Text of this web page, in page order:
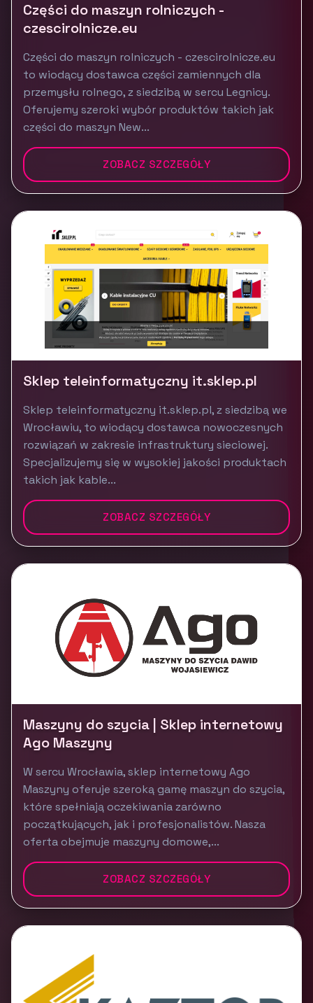
Części do maszyn rolniczych -
czescirolnicze.eu
Części do maszyn rolniczych - czescirolnicze.eu
to wiodący dostawca części zamiennych dla
przemysłu rolnego, z siedzibą w sercu Legnicy.
Oferujemy szeroki wybór produktów takich jak
części do maszyn New...
ZOBACZ SZCZEGÓŁY
Sklep teleinformatyczny it.sklep.pl
Sklep teleinformatyczny it.sklep.pl, z siedzibą we
Wrocławiu, to wiodący dostawca nowoczesnych
rozwiązań w zakresie infrastruktury sieciowej.
Specjalizujemy się w wysokiej jakości produktach
takich jak kable...
ZOBACZ SZCZEGÓŁY
Maszyny do szycia | Sklep internetowy
Ago Maszyny
W sercu Wrocławia, sklep internetowy Ago
Maszyny oferuje szeroką gamę maszyn do szycia,
które spełniają oczekiwania zarówno
początkujących, jak i profesjonalistów. Nasza
oferta obejmuje maszyny domowe,...
ZOBACZ SZCZEGÓŁY